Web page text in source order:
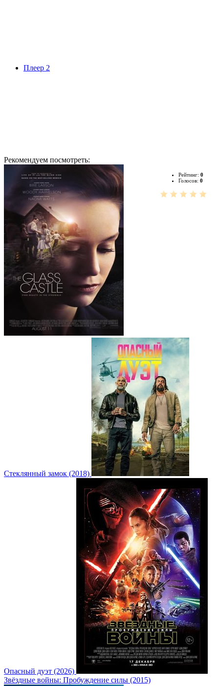
Плеер 2
Рекомендуем посмотреть:
Рейтинг: 0
Голосов: 0
Стеклянный замок (2018)
Опасный дуэт (2026)
Звёздные войны: Пробуждение силы (2015)